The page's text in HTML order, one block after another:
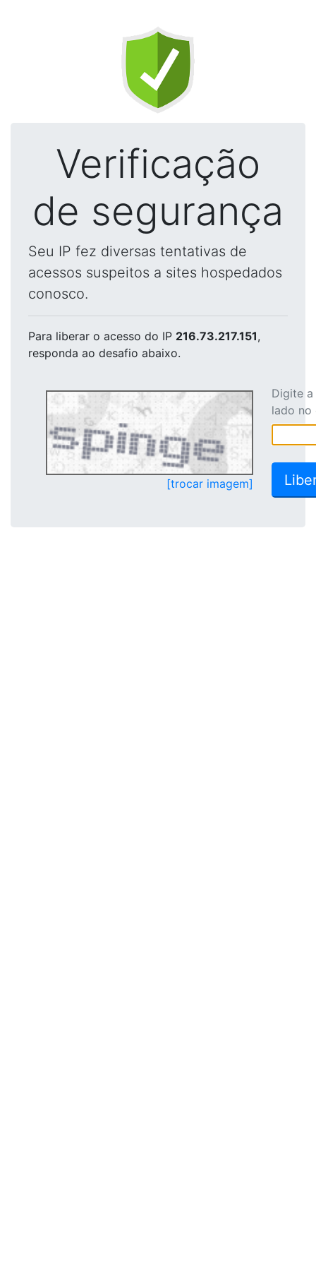
Verificação
de segurança
Seu IP fez diversas tentativas de
acessos suspeitos a sites hospedados
conosco.
Para liberar o acesso do IP 216.73.217.151,
responda ao desafio abaixo.
[trocar imagem]
Digite
lado no